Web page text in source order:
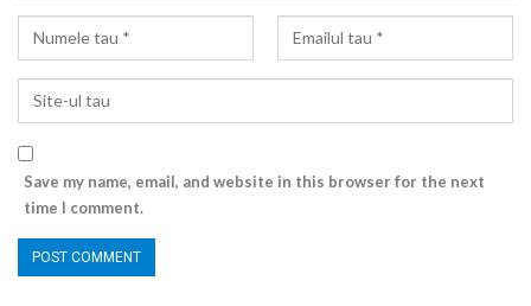
Save my name, email, and website in this browser for the next
time I comment.